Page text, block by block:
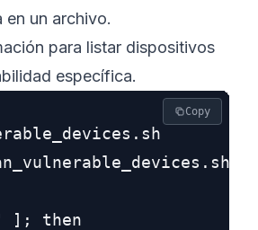
en un archivo.
para listar dispositivos
específica.
]; then
Copy